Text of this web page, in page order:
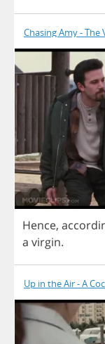
Chasing Amy -
Hence,
a virgin.
Up in the Air - A